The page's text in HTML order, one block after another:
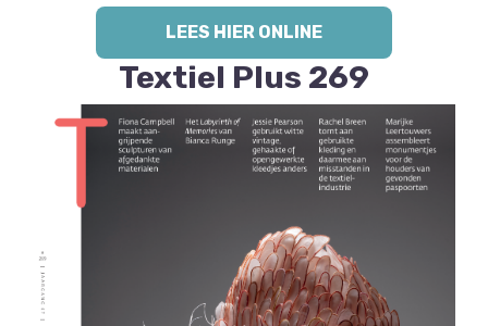
LEES HIER ONLINE
Textiel Plus 269